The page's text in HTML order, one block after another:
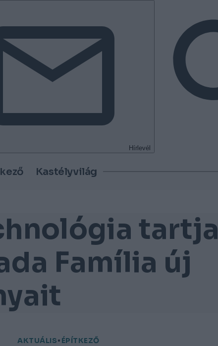
Hírlevél
Kastélyvilág
tartja
Família új
AKTUÁLIS ÉPÍTKEZŐ